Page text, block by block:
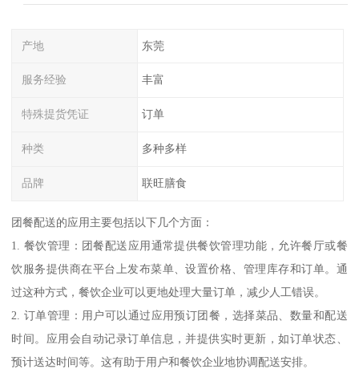
产地 东莞
服务经验 丰富
特殊提货凭证 订单
种类 多种多样
品牌 联旺膳食
团餐配送的应用主要包括以下几个方面：
1. 餐饮管理：团餐配送应用通常提供餐饮管理功能，允许餐厅或餐
饮服务提供商在平台上发布菜单、设置价格、管理库存和订单。通
过这种方式，餐饮企业可以更地处理大量订单，减少人工错误。
2. 订单管理：用户可以通过应用预订团餐，选择菜品、数量和配送
时间。应用会自动记录订单信息，并提供实时更新，如订单状态、
预计送达时间等。这有助于用户和餐饮企业地协调配送安排。